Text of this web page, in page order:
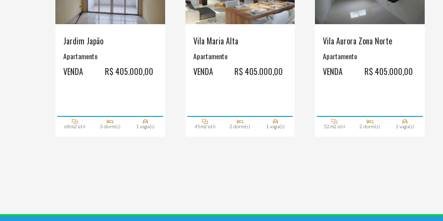
Jardim Japão
Apartamento
VENDA R$ 405.000,00
68m2 útil 3 dorm(s) 1 vaga(s)
Vila Maria Alta
Apartamento
VENDA R$ 405.000,00
45m2 útil 2 dorm(s) 1 vaga(s)
Vila Aurora Zona Norte
Apartamento
VENDA R$ 405.000,00
52m2 útil 2 dorm(s) 1 vaga(s)